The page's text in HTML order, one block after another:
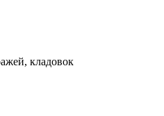
кладовок